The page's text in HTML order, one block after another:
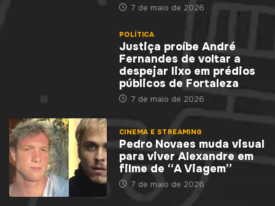
7 de maio de 2026
POLÍTICA
Justiça proíbe André
Fernandes de voltar a
despejar lixo em prédios
públicos de Fortaleza
7 de maio de 2026
CINEMA E STREAMING
Pedro Novaes muda visual
para viver Alexandre em
filme de “A Viagem”
7 de maio de 2026